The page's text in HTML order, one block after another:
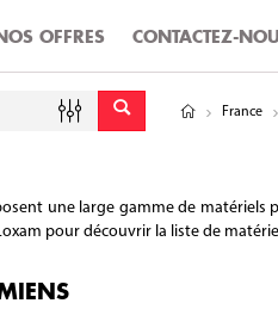
OFFRES CONTACTEZ-
Latitude
Longitude
France
une large gamme de matériels
pour découvrir la liste de